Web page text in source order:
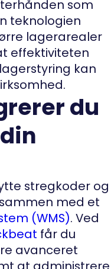
som
teknologien
lagerarealer
effektiviteten
kan
du
stregkoder og
med et
(WMS). Ved
får du
avanceret